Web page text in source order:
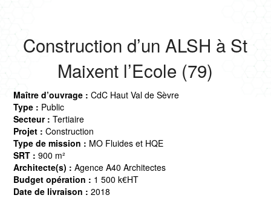
Construction d’un ALSH à St
Maixent l’Ecole (79)
Maître d’ouvrage : CdC Haut Val de Sèvre
Type : Public
Secteur : Tertiaire
Projet : Construction
Type de mission : MO Fluides et HQE
SRT : 900 m²
Architecte(s) : Agence A40 Architectes
Budget opération : 1 500 k€HT
Date de livraison : 2018